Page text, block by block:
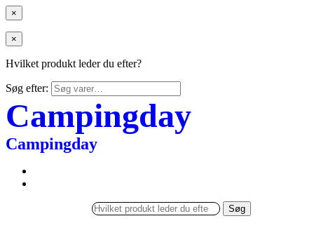
×
×
Hvilket produkt leder du efter?
Søg efter:
Campingday
Campingday
Søg